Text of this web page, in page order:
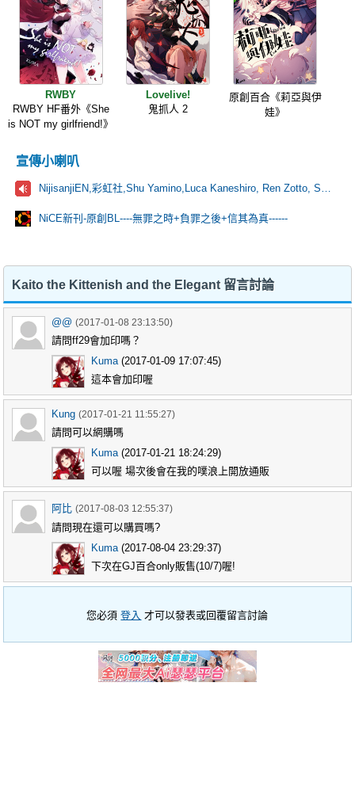
RWBY
RWBY HF番外《She
is NOT my girlfriend!》
Lovelive!
鬼抓人 2
原創百合《莉亞與伊
娃》
宣傳小喇叭
NijisanjiEN,彩虹社,Shu Yamino,Luca Kaneshiro, Ren Zotto, Sonny Brisko, NOVA, にじさんじ
NiCE新刊-原創BL----無罪之時+負罪之後+信其為真------
Kaito the Kittenish and the Elegant 留言討論
@@ (2017-01-08 23:13:50)
請問ff29會加印嗎？
Kuma (2017-01-09 17:07:45)
這本會加印喔
Kung (2017-01-21 11:55:27)
請問可以網購嗎
Kuma (2017-01-21 18:24:29)
可以喔 場次後會在我的噗浪上開放通販
阿比 (2017-08-03 12:55:37)
請問現在還可以購買嗎?
Kuma (2017-08-04 23:29:37)
下次在GJ百合only販售(10/7)喔!
您必須登入 才可以發表或回覆留言討論